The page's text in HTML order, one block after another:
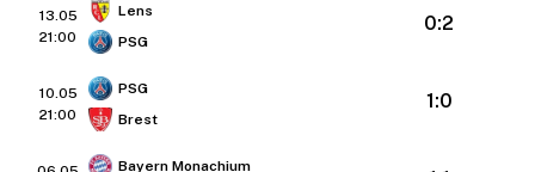
13.05
21:00
Lens
PSG
0:2
10.05
21:00
PSG
Brest
1:0
Bayern Monachium